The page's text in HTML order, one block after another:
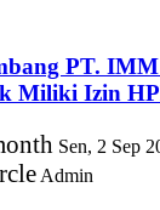
PT.
Miliki Izin
Sen, 2 Sep
Admin